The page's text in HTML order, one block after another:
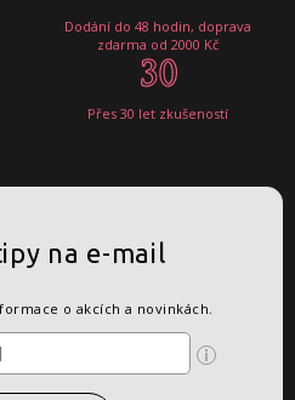
Dodání do 48 hodin, doprava
zdarma od 2000 Kč
Přes 30 let zkušeností
na e-mail
o akcích a novinkách.